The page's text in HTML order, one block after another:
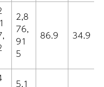
2,8
76,
91
5
86.9 34.9
5,1